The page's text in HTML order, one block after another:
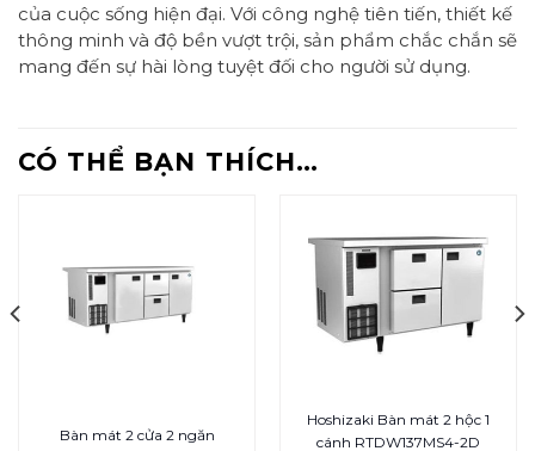
của cuộc sống hiện đại. Với công nghệ tiên tiến, thiết kế
thông minh và độ bền vượt trội, sản phẩm chắc chắn sẽ
mang đến sự hài lòng tuyệt đối cho người sử dụng.
CÓ THỂ BẠN THÍCH…
Bàn mát 2 cửa 2 ngăn
Hoshizaki Bàn mát 2 hộc 1
cánh RTDW137MS4-2D